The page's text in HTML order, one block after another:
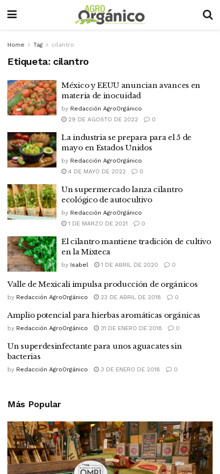
Home Tag cilantro
Etiqueta: cilantro
México y EEUU anuncian avances en
materia de inocuidad
by Redacción AgroOrgánico
29 DE AGOSTO DE 2022
0
La industria se prepara para el 5 de
mayo en Estados Unidos
by Redacción AgroOrgánico
4 DE MAYO DE 2022
0
Un supermercado lanza cilantro
ecológico de autocultivo
by Redacción AgroOrgánico
1 DE MARZO DE 2021
0
El cilantro mantiene tradición de cultivo
en la Mixteca
by Isabel 1 DE ABRIL DE 2020 0
Valle de Mexicali impulsa producción de orgánicos
by Redacción AgroOrgánico 23 DE ABRIL DE 2018 0
Amplio potencial para hierbas aromáticas orgánicas
by Redacción AgroOrgánico 31 DE ENERO DE 2018 0
Un superdesinfectante para unos aguacates sin
bacterias
by Redacción AgroOrgánico 3 DE ENERO DE 2018 0
Más Popular